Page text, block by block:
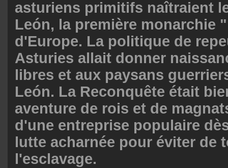
asturiens primitifs naîtraient
León, la première monarchie
d'Europe. La politique de
Asturies allait donner
libres et aux paysans
León. La Reconquête était
aventure de rois et de
d'une entreprise populaire
lutte acharnée pour éviter de
l'esclavage.